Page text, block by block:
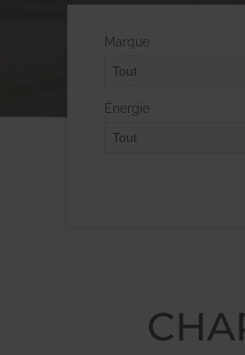
Marque
Énergie